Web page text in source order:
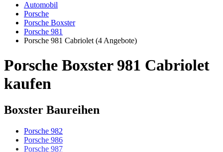
Automobil
Porsche
Porsche Boxster
Porsche 981
Porsche 981 Cabriolet (4 Angebote)
Porsche Boxster 981 Cabriolet
kaufen
Boxster Baureihen
Porsche 982
Porsche 986
Porsche 987